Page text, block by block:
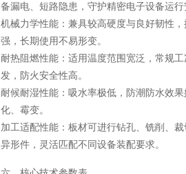
备漏电、短路隐患，守护精密电子设备运行
机械力学性能：兼具较高硬度与良好韧性
强，长期使用不易形变。
耐热阻燃性能：适用温度范围宽泛，常规
发，防火安全性高。
耐候耐湿性能：吸水率极低，防潮防水效
化、霉变。
加工适配性能：板材可进行钻孔、铣削、
异形件，灵活匹配不同设备装配要求。